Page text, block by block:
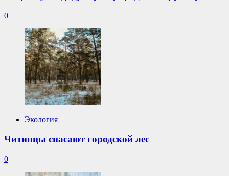
0
Экология
Читинцы спасают городской лес
0